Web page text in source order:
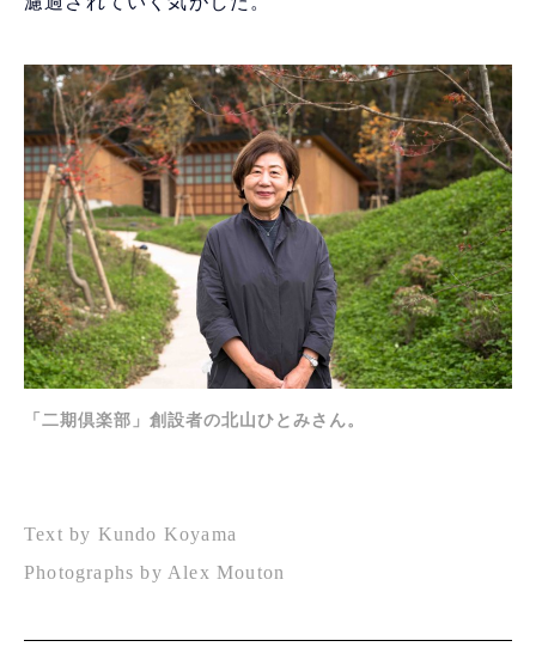
「二期倶楽部」創設者の北山ひとみさん。
Text by Kundo Koyama
Photographs by Alex Mouton